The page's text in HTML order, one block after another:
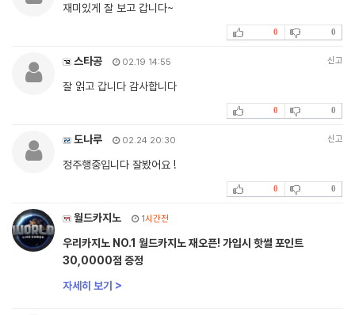
재미있게 잘 보고 갑니다~
0 0
스타공 02.19 14:55 신고
잘 읽고 갑니다 감사합니다
0 0
도나루 02.24 20:30 신고
정주행중입니다 잘봤어요 !
0 0
월드카지노 1시간전
우리카지노 NO.1 월드카지노 재오픈! 가입시 핫썰 포인트
30,0000점 증정
자세히 보기 >